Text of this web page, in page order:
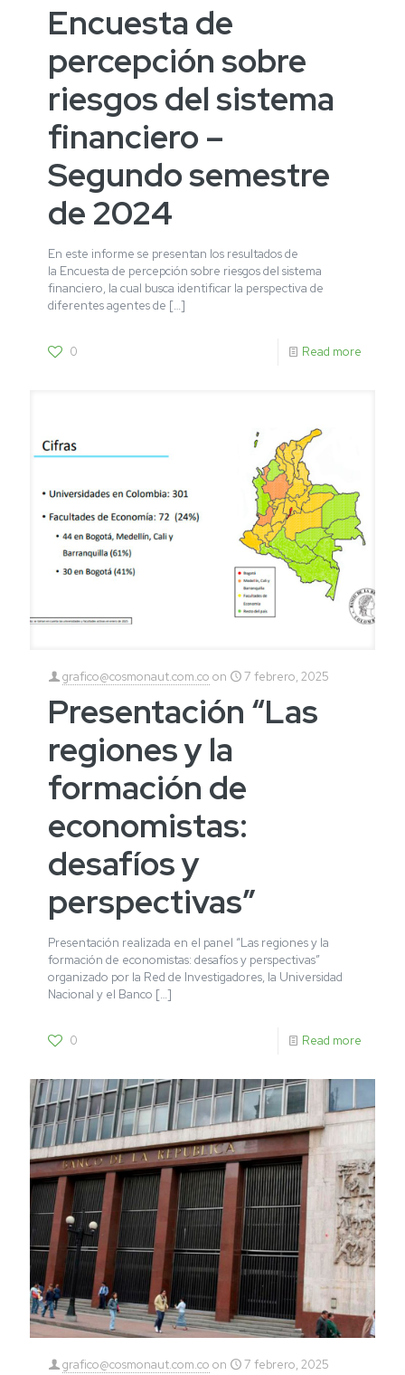
Encuesta de
percepción sobre
riesgos del sistema
financiero –
Segundo semestre
de 2024
En este informe se presentan los resultados de
la Encuesta de percepción sobre riesgos del sistema
financiero, la cual busca identificar la perspectiva de
diferentes agentes de […]
0 Read more
grafico@cosmonaut.com.co on 7 febrero, 2025
Presentación “Las
regiones y la
formación de
economistas:
desafíos y
perspectivas”
Presentación realizada en el panel “Las regiones y la
formación de economistas: desafíos y perspectivas”
organizado por la Red de Investigadores, la Universidad
Nacional y el Banco […]
0 Read more
grafico@cosmonaut.com.co on 7 febrero, 2025